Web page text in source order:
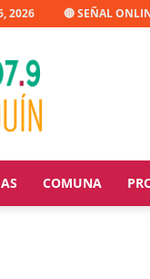
2026 🔴 SEÑAL
COMUNA